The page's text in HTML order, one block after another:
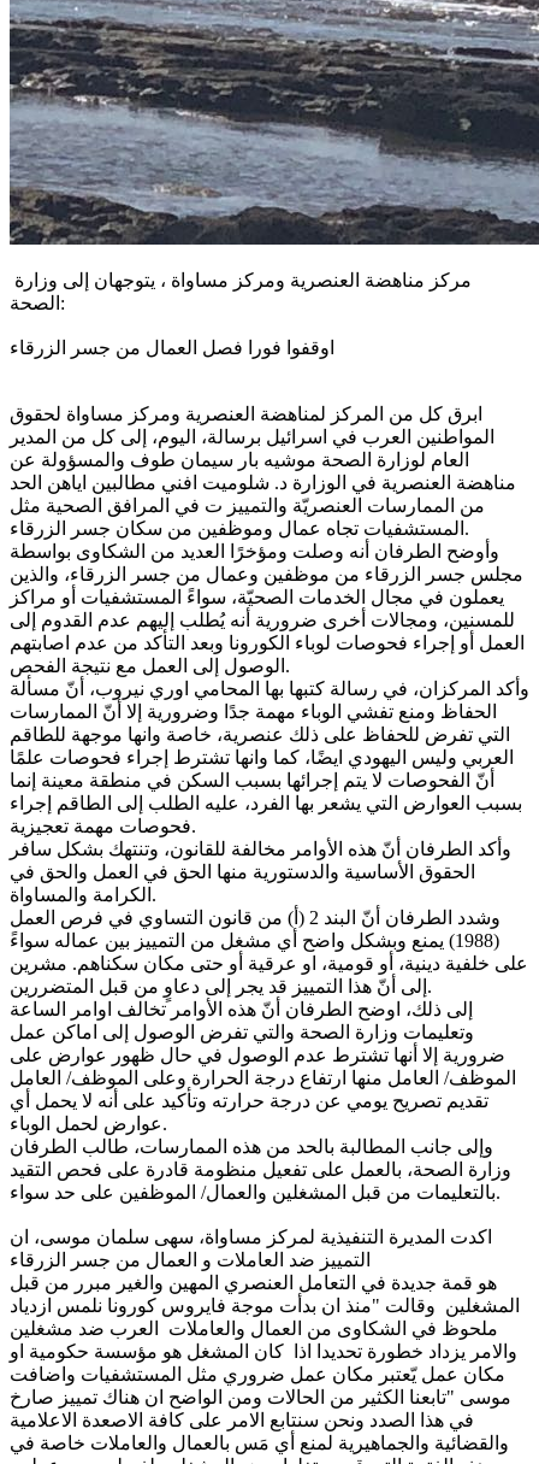
الصحة:
اوقفوا فورا فصل العمال من جسر الزرقاء
ابرق كل من المركز لمناهضة العنصرية ومركز مساواة لحقوق
المواطنين العرب في اسرائيل برسالة، اليوم، إلى كل من المدير
العام لوزارة الصحة موشيه بار سيمان طوف والمسؤولة عن
مناهضة العنصرية في الوزارة د. شلوميت افني مطالبين اياهن الحد
من الممارسات العنصريّة والتمييز ت في المرافق الصحية مثل
المستشفيات تجاه عمال وموظفين من سكان جسر الزرقاء.
وأوضح الطرفان أنه وصلت ومؤخرًا العديد من الشكاوى بواسطة
مجلس جسر الزرقاء من موظفين وعمال من جسر الزرقاء، والذين
يعملون في مجال الخدمات الصحيّة، سواءً المستشفيات أو مراكز
للمسنين، ومجالات أخرى ضرورية أنه يُطلب إليهم عدم القدوم إلى
العمل أو إجراء فحوصات لوباء الكورونا وبعد التأكد من عدم اصابتهم
الوصول إلى العمل مع نتيجة الفحص.
وأكد المركزان، في رسالة كتبها بها المحامي اوري نيروب، أنّ مسألة
الحفاظ ومنع تفشي الوباء مهمة جدًا وضرورية إلا أنّ الممارسات
التي تفرض للحفاظ على ذلك عنصرية، خاصة وانها موجهة للطاقم
العربي وليس اليهودي ايضًا، كما وانها تشترط إجراء فحوصات علمًا
أنّ الفحوصات لا يتم إجرائها بسبب السكن في منطقة معينة إنما
بسبب العوارض التي يشعر بها الفرد، عليه الطلب إلى الطاقم إجراء
فحوصات مهمة تعجيزية.
وأكد الطرفان أنّ هذه الأوامر مخالفة للقانون، وتنتهك بشكل سافر
الحقوق الأساسية والدستورية منها الحق في العمل والحق في
الكرامة والمساواة.
وشدد الطرفان أنّ البند 2 (أ) من قانون التساوي في فرص العمل
(1988) يمنع وبشكل واضح أي مشغل من التمييز بين عماله سواءً
على خلفية دينية، أو قومية، او عرقية أو حتى مكان سكناهم. مشرين
إلى أنّ هذا التمييز قد يجر إلى دعاوٍ من قبل المتضررين.
إلى ذلك، اوضح الطرفان أنّ هذه الأوامر تخالف اوامر الساعة
وتعليمات وزارة الصحة والتي تفرض الوصول إلى اماكن عمل
ضرورية إلا أنها تشترط عدم الوصول في حال ظهور عوارض على
الموظف/ العامل منها ارتفاع درجة الحرارة وعلى الموظف/ العامل
تقديم تصريح يومي عن درجة حرارته وتأكيد على أنه لا يحمل أي
عوارض لحمل الوباء.
وإلى جانب المطالبة بالحد من هذه الممارسات، طالب الطرفان
وزارة الصحة، بالعمل على تفعيل منظومة قادرة على فحص التقيد
بالتعليمات من قبل المشغلين والعمال/ الموظفين على حد سواء.
اكدت المديرة التنفيذية لمركز مساواة، سهى سلمان موسى، ان
هو قمة جديدة في التعامل العنصري المهين والغير مبرر من قبل
المشغلين وقالت "منذ ان بدأت موجة فايروس كورونا نلمس ازدياد
ملحوظ في الشكاوى من العمال والعاملات العرب ضد مشغلين
والامر يزداد خطورة تحديدا اذا كان المشغل هو مؤسسة حكومية او
مكان عمل يّعتبر مكان عمل ضروري مثل المستشفيات واضافت
موسى "تابعنا الكثير من الحالات ومن الواضح ان هناك تمييز صارخ
في هذا الصدد ونحن سنتابع الامر على كافة الاصعدة الاعلامية
والقضائية والجماهيرية لمنع أي مَس بالعمال والعاملات خاصة في